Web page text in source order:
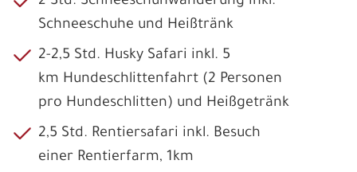
Schneeschuhe und Heißtränk
2-2,5 Std. Husky Safari inkl. 5
km Hundeschlittenfahrt (2 Personen
pro Hundeschlitten) und Heißgetränk
2,5 Std. Rentiersafari inkl. Besuch
einer Rentierfarm, 1km